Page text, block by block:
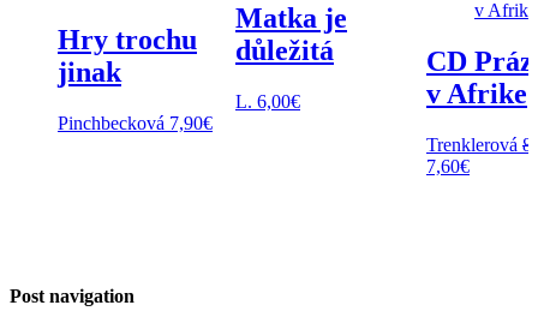
Hry trochu
jinak
Pinchbecková 7,90€
Matka je
důležitá
L. 6,00€
CD
v Afrike
Trenklerová
Pôvodná
7,60€Aktuálna
Post navigation